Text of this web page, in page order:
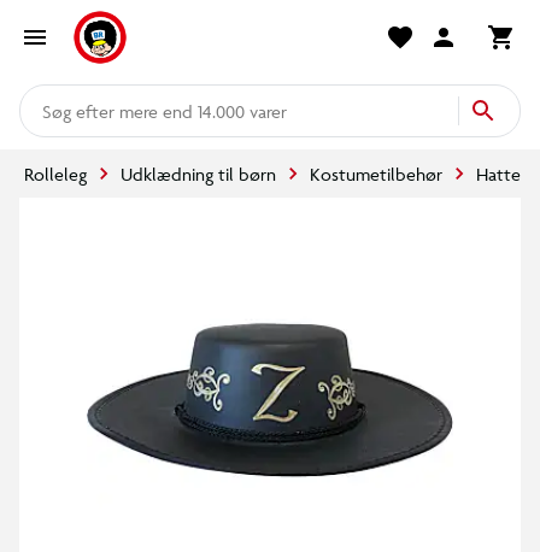
mere end 14.000 varer
Rolleleg Udklædning til børn Kostumetilbehør Hatte